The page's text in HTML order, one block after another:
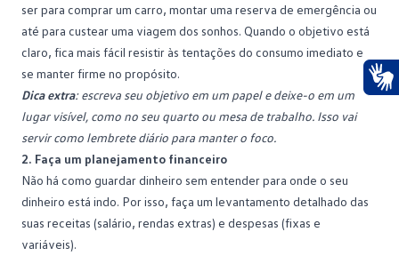
ser para comprar um carro, montar uma reserva de emergência ou
até para custear uma viagem dos sonhos. Quando o objetivo está
claro, fica mais fácil resistir às tentações do consumo imediato e
se manter firme no propósito.
Dica extra: escreva seu objetivo em um papel e deixe-o em um
lugar visível, como no seu quarto ou mesa de trabalho. Isso vai
servir como lembrete diário para manter o foco.
2. Faça um planejamento financeiro
Não há como guardar dinheiro sem entender para onde o seu
dinheiro está indo. Por isso, faça um levantamento detalhado das
suas receitas (salário, rendas extras) e despesas (fixas e
variáveis).